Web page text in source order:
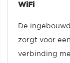
WiFi
De
zorgt voor
verbinding